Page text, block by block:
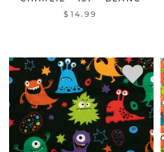
$14.99